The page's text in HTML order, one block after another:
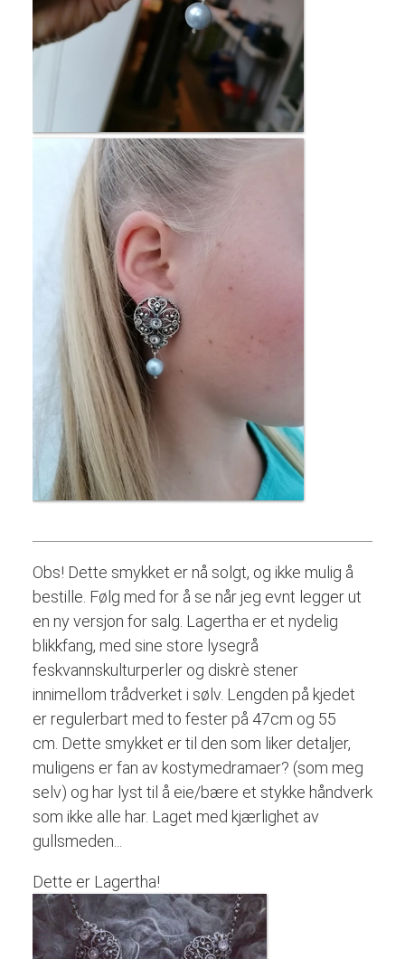
Obs! Dette smykket er nå solgt, og ikke mulig å
bestille. Følg med for å se når jeg evnt legger ut
en ny versjon for salg. Lagertha er et nydelig
blikkfang, med sine store lysegrå
feskvannskulturperler og diskrè stener
innimellom trådverket i sølv. Lengden på kjedet
er regulerbart med to fester på 47cm og 55
cm. Dette smykket er til den som liker detaljer,
muligens er fan av kostymedramaer? (som meg
selv) og har lyst til å eie/bære et stykke håndverk
som ikke alle har. Laget med kjærlighet av
gullsmeden...
Dette er Lagertha!